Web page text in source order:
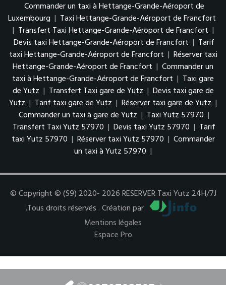
Commander un taxi à Hettange-Grande-Aéroport de
Luxembourg | Taxi Hettange-Grande-Aéroport de Francfort
| Transfert Taxi Hettange-Grande-Aéroport de Francfort |
Devis taxi Hettange-Grande-Aéroport de Francfort | Tarif
taxi Hettange-Grande-Aéroport de Francfort | Réserver taxi
Hettange-Grande-Aéroport de Francfort | Commander un
taxi à Hettange-Grande-Aéroport de Francfort | Taxi gare
de Yutz | Transfert Taxi gare de Yutz | Devis taxi gare de
Yutz | Tarif taxi gare de Yutz | Réserver taxi gare de Yutz |
Commander un taxi à gare de Yutz | Taxi Yutz 57970 |
Transfert Taxi Yutz 57970 | Devis taxi Yutz 57970 | Tarif
taxi Yutz 57970 | Réserver taxi Yutz 57970 | Commander
un taxi à Yutz 57970 |
© Copyright © (S9) 2020- 2026 RESERVER Taxi Yutz 24H/7J
.Tous droits réservés . Création par
Mentions légales
Espace Pro